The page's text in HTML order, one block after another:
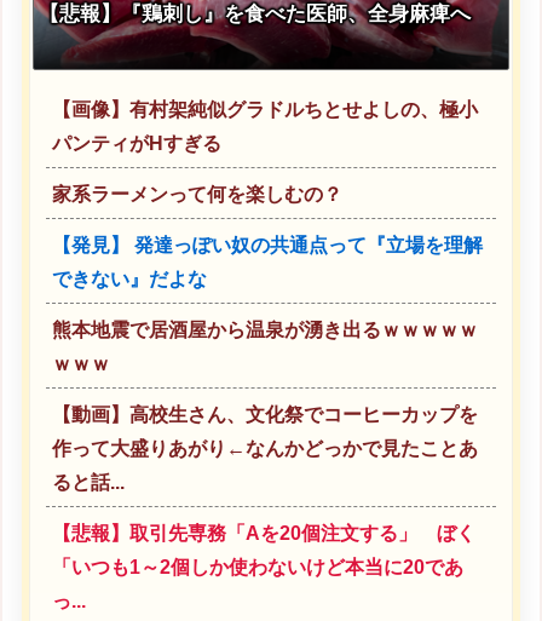
【悲報】『鶏刺し』を食べた医師、全身麻痺へ
【画像】有村架純似グラドルちとせよしの、極小
パンティがHすぎる
家系ラーメンって何を楽しむの？
【発見】 発達っぽい奴の共通点って『立場を理解
できない』だよな
熊本地震で居酒屋から温泉が湧き出るｗｗｗｗｗ
ｗｗｗ
【動画】高校生さん、文化祭でコーヒーカップを
作って大盛りあがり←なんかどっかで見たことあ
ると話...
【悲報】取引先専務「Aを20個注文する」 ぼく
「いつも1～2個しか使わないけど本当に20であ
っ...